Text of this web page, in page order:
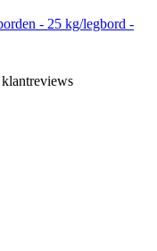
- 25 kg/legbord -